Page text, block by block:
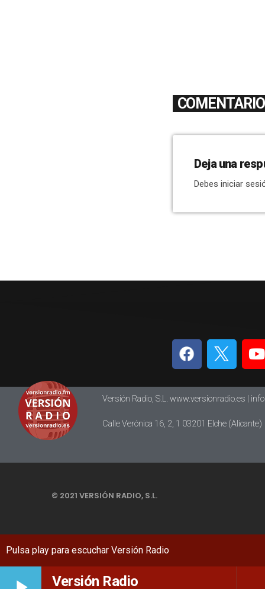
Versión Radio
Deja una
Debes iniciar
Versión Radio, S.L. www.versionradio.es |
Calle Verónica 16, 2, 1 03201 Elche (Alicante)
© 2021 VERSIÓN RADIO, S.L.